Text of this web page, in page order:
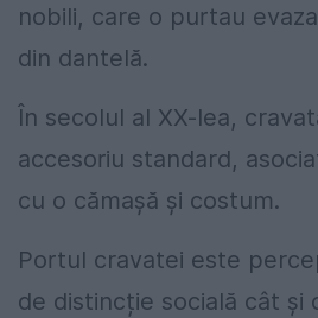
nobili, care o purtau
din dantelă.
În secolul al XX-lea,
accesoriu standard,
cu o cămașă și costum.
Portul cravatei este
de distincție socială cât și